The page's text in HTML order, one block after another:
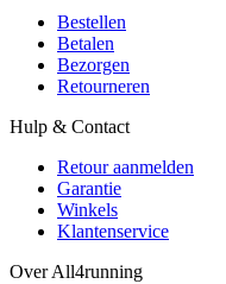
Bestellen
Betalen
Bezorgen
Retourneren
Hulp & Contact
Retour aanmelden
Garantie
Winkels
Klantenservice
Over All4running